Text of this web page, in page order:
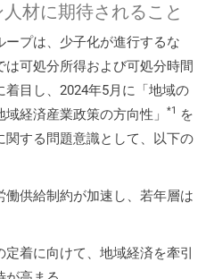
材に期待されること
プは、少子化が進行するな
可処分所得および可処分時間
目し、2024年5月に「地域の
経済産業政策の方向性」
*1
を
する問題意識として、以下の
供給制約が加速し、若年層は
着に向けて、地域経済を牽引